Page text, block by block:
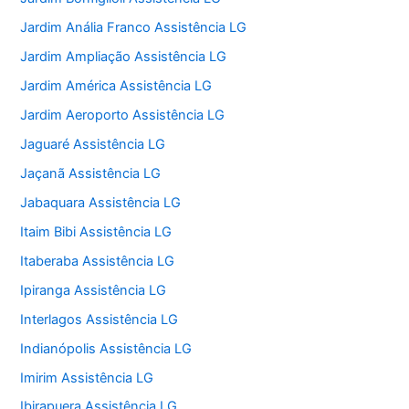
Jardim Anália Franco Assistência LG
Jardim Ampliação Assistência LG
Jardim América Assistência LG
Jardim Aeroporto Assistência LG
Jaguaré Assistência LG
Jaçanã Assistência LG
Jabaquara Assistência LG
Itaim Bibi Assistência LG
Itaberaba Assistência LG
Ipiranga Assistência LG
Interlagos Assistência LG
Indianópolis Assistência LG
Imirim Assistência LG